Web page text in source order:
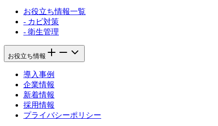
お役立ち情報一覧
- カビ対策
- 衛生管理
お役立ち情報
導入事例
企業情報
新着情報
採用情報
プライバシーポリシー